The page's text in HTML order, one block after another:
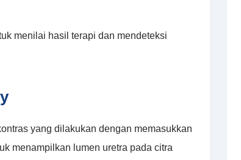
menilai hasil terapi dan mendeteksi
yang dilakukan dengan memasukkan
menampilkan lumen uretra pada citra